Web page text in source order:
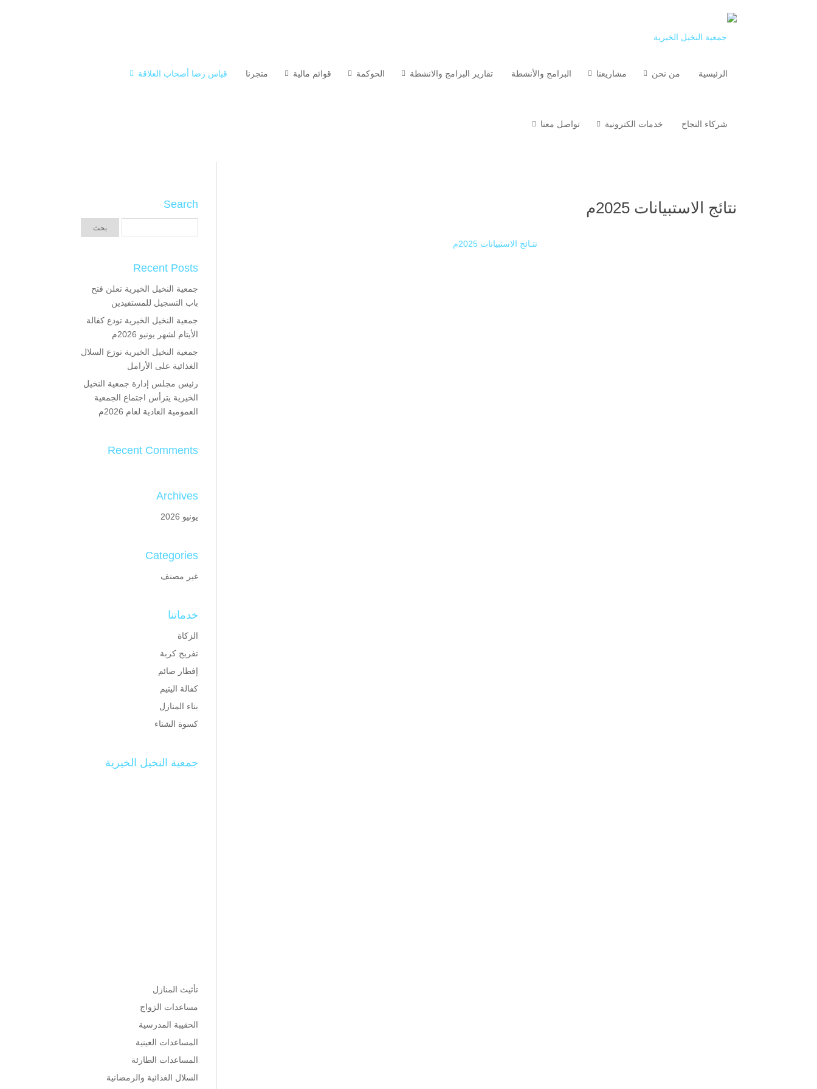
الرئيسية من نحن مشاريعنا البرامج والأنشطة تقارير البرامج والانشطة الحوكمة قوائم مالية متجرنا قياس رضا أصحاب العلاقة
شركاء النجاح خدمات الكترونية تواصل معنا
نتائج الاستبيانات 2025م
نتـائج الاستبيانات 2025م
Search
Recent Posts
جمعية النخيل الخيرية تعلن فتح
باب التسجيل للمستفيدين
جمعية النخيل الخيرية تودع كفالة
الأيتام لشهر يونيو 2026م
جمعية النخيل الخيرية توزع السلال
الغذائية على الأرامل
رئيس مجلس إدارة جمعية النخيل
الخيرية يترأس اجتماع الجمعية
العمومية العادية لعام 2026م
Recent Comments
Archives
يونيو 2026
Categories
غير مصنف
خدماتنا
الزكاة
تفريج كربة
إفطار صائم
كفالة اليتيم
بناء المنازل
كسوة الشتاء
جمعية النخيل الخيرية
تأثيث المنازل
مساعدات الزواج
الحقيبة المدرسية
المساعدات العينية
المساعدات الطارئة
السلال الغذائية والرمضانية